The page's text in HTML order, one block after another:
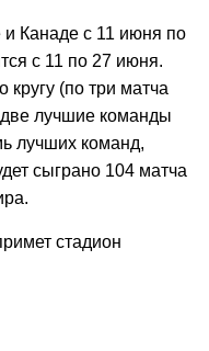
Канаде с 11 июня по
с 11 по 27 июня.
кругу (по три матча
лучшие команды
лучших команд,
сыграно 104 матча
стадион